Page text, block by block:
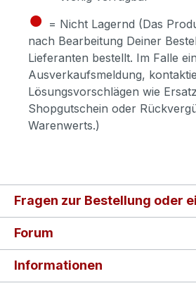
● = Nicht Lagernd (Das
nach Bearbeitung Deiner
Lieferanten bestellt. Im Falle
Ausverkaufsmeldung,
Lösungsvorschlägen wie
Shopgutschein oder
Warenwerts.)
Fragen zur Bestellung oder
Forum
Informationen